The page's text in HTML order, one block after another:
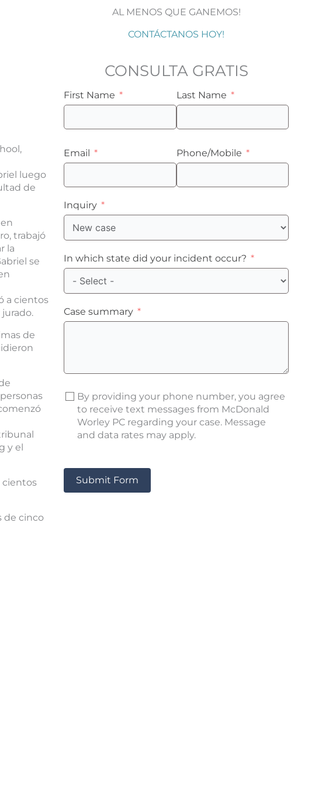
luego
de
trabajó
la
se
a cientos
de
y el
cientos
de cinco
AL MENOS QUE GANEMOS!
CONTÁCTANOS HOY!
CONSULTA GRATIS
First Name Last Name
Email Phone/Mobile
Inquiry
In which state did your incident occur?
Case summary
By providing your phone number, you agree
to receive text messages from McDonald
Worley PC regarding your case. Message
and data rates may apply.
Submit Form